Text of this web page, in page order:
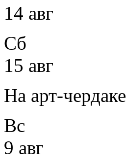
14 авг
Сб
15 авг
На арт-чердаке
Вс
9 авг